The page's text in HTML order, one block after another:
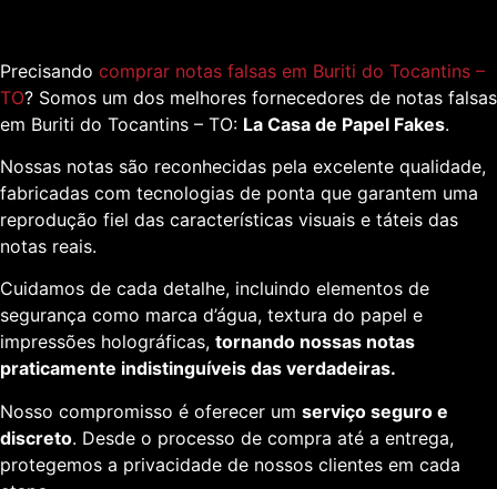
Precisando comprar notas falsas em Buriti do Tocantins –
TO? Somos um dos melhores fornecedores de notas falsas
em Buriti do Tocantins – TO: La Casa de Papel Fakes.
Nossas notas são reconhecidas pela excelente qualidade,
fabricadas com tecnologias de ponta que garantem uma
reprodução fiel das características visuais e táteis das
notas reais.
Cuidamos de cada detalhe, incluindo elementos de
segurança como marca d’água, textura do papel e
impressões holográficas, tornando nossas notas
praticamente indistinguíveis das verdadeiras.
Nosso compromisso é oferecer um serviço seguro e
discreto. Desde o processo de compra até a entrega,
protegemos a privacidade de nossos clientes em cada